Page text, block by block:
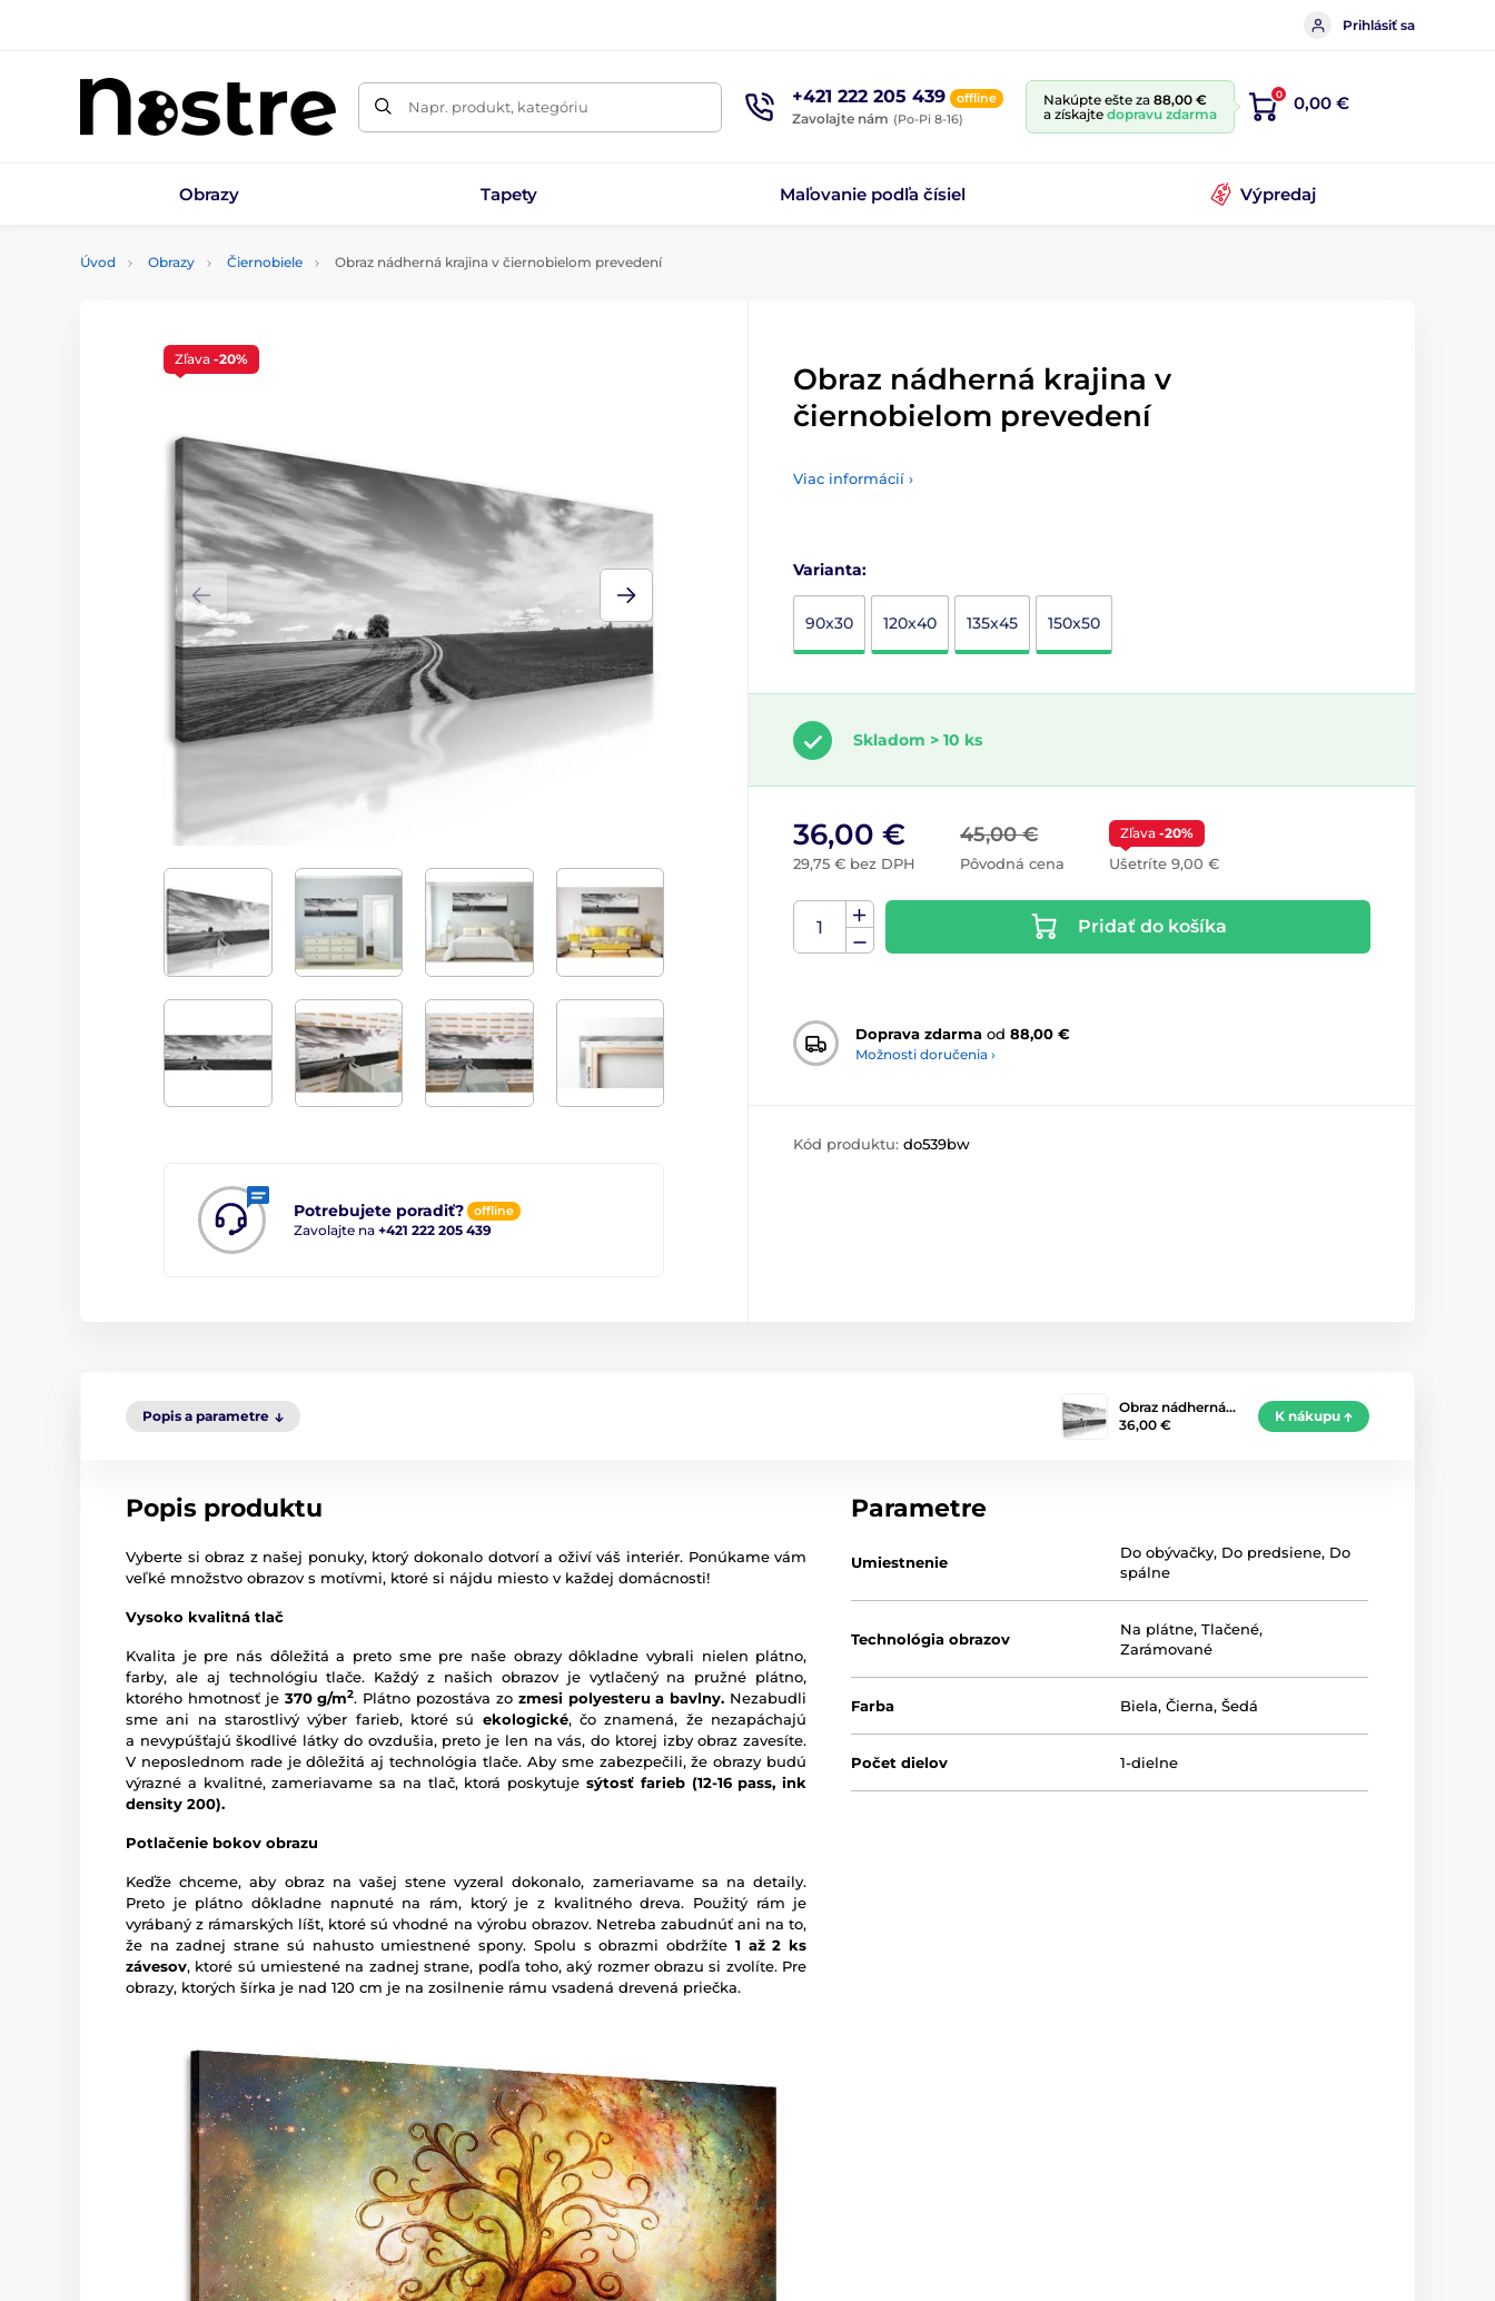
Prihlásiť sa
Napr. produkt, kategóriu +421 222 205 439 offline
Zavolajte nám (Po-Pi 8-16)
Nakúpte ešte za 88,00 €
a získajte dopravu zdarma
0 0,00 €
Obrazy Tapety Maľovanie podľa čísiel Výpredaj
Úvod Obrazy Čiernobiele Obraz nádherná krajina v čiernobielom prevedení
Potrebujete poradiť? offline
Zavolajte na +421 222 205 439
Zľava -20%
Obraz nádherná krajina v
čiernobielom prevedení
Viac informácií ›
Varianta:
90x30 120x40 135x45 150x50
Skladom > 10 ks
45,00 €
Pôvodná cena
36,00 €
29,75 € bez DPH
Zľava -20%
Ušetríte 9,00 €
Pridať do košíka
Doprava zdarma od 88,00 €
Možnosti doručenia ›
Kód produktu: do539bw
Popis a parametre
Obraz nádherná…
36,00 €
K nákupu
Popis produktu
Vyberte si obraz z našej ponuky, ktorý dokonalo dotvorí a oživí váš interiér. Ponúkame vám
veľké množstvo obrazov s motívmi, ktoré si nájdu miesto v každej domácnosti!
Vysoko kvalitná tlač
Kvalita je pre nás dôležitá a preto sme pre naše obrazy dôkladne vybrali nielen plátno,
farby, ale aj technológiu tlače. Každý z našich obrazov je vytlačený na pružné plátno,
ktorého hmotnosť je 370 g/m2. Plátno pozostáva zo zmesi polyesteru a bavlny. Nezabudli
sme ani na starostlivý výber farieb, ktoré sú ekologické, čo znamená, že nezapáchajú
a nevypúšťajú škodlivé látky do ovzdušia, preto je len na vás, do ktorej izby obraz zavesíte.
V neposlednom rade je dôležitá aj technológia tlače. Aby sme zabezpečili, že obrazy budú
výrazné a kvalitné, zameriavame sa na tlač, ktorá poskytujesýtosť farieb (12-16 pass, ink
density 200).
Potlačenie bokov obrazu
Keďže chceme, aby obraz na vašej stene vyzeral dokonalo, zameriavame sa na detaily.
Preto je plátno dôkladne napnuté na rám, ktorý je z kvalitného dreva. Použitý rám je
vyrábaný z rámarských líšt, ktoré sú vhodné na výrobu obrazov. Netreba zabudnúť ani na to,
že na zadnej strane sú nahusto umiestnené spony. Spolu s obrazmi obdržíte 1 až 2 ks
závesov, ktoré sú umiestené na zadnej strane, podľa toho, aký rozmer obrazu si zvolíte. Pre
obrazy, ktorých šírka je nad 120 cm je na zosilnenie rámu vsadená drevená priečka.
Parametre
Umiestnenie
Do obývačky, Do predsiene, Do
spálne
Technológia obrazov
Na plátne,Tlačené,
Zarámované
Farba Biela,Čierna,Šedá
Počet dielov 1-dielne